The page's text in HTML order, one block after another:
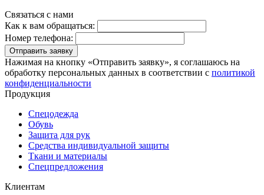
Связаться с нами
Как к вам обращаться:
Номер телефона:
Отправить заявку
Нажимая на кнопку «Отправить заявку», я соглашаюсь на
обработку персональных данных в соответствии с политикой
конфиденциальности
Продукция
Спецодежда
Обувь
Защита для рук
Средства индивидуальной защиты
Ткани и материалы
Спецпредложения
Клиентам